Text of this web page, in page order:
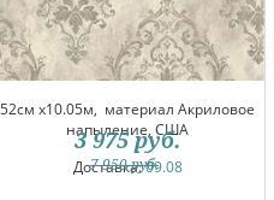
52см x10.05м, материал Акриловое
напыление, США
Доставка:09.08
7 950руб.
3 975 руб.